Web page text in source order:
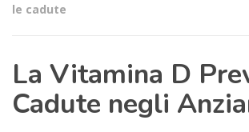
le cadute
La Vitamina D
Cadute negli